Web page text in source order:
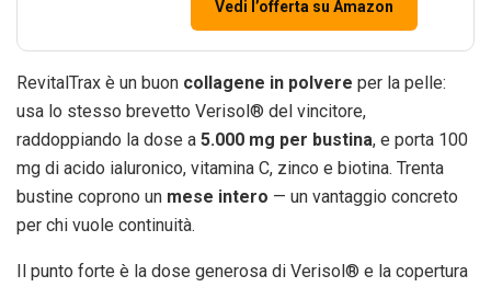
Vedi l’offerta su Amazon
RevitalTrax è un buon collagene in polvere per la pelle:
usa lo stesso brevetto Verisol® del vincitore,
raddoppiando la dose a 5.000 mg per bustina, e porta 100
mg di acido ialuronico, vitamina C, zinco e biotina. Trenta
bustine coprono un mese intero — un vantaggio concreto
per chi vuole continuità.
Il punto forte è la dose generosa di Verisol® e la copertura